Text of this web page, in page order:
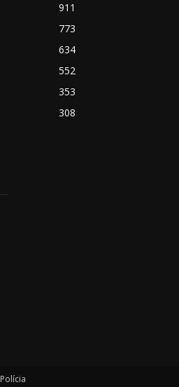
911
773
634
552
353
308
Polícia